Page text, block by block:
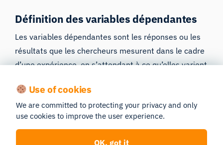
Définition des variables dépendantes
Les variables dépendantes sont les réponses ou les
résultats que les chercheurs mesurent dans le cadre
d’une expérience, en s’attendant à ce qu’elles varient
à la variable indépendante. Dans le domaine de la
recherche sur le comportement humain, les variables
dépendantes peuvent inclure des mesures du bien-
être émotionnel, des performances cognitives, des
Use of cookies
We are committed to protecting your privacy and only
use cookies to improve the user experience.
OK, got it